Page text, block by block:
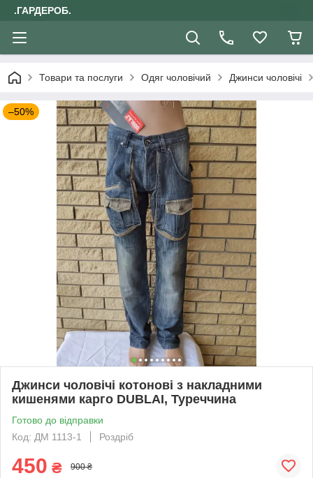
.ГАРДЕРОБ.
Товари та послуги Одяг чоловічий Джинси чоловічі
–50%
Джинси чоловічі котонові з накладними
кишенями карго DUBLAI, Туреччина
Готово до відправки
Код: ДМ 1113-1
Роздріб
450 ₴ 900 ₴